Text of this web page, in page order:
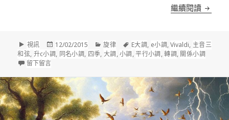
繼續閱讀 大小
格
式
視訊
發
佈
12/02/2015
分
類
旋律
標
籤
E大調, e小調,Vivaldi, 主音三
和弦, 升c小調, 同名小調, 四季, 大調,小調,平行小調,轉調, 關係小調
留下留言在 大小調的初步探討-以韋瓦第四季小提琴協奏曲｢春｣第三樂章為